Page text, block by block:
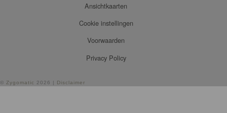
Ansichtkaarten
Cookie instellingen
Voorwaarden
Privacy Policy
© Zygomatic 2026 | Disclaimer